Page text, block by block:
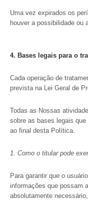
Uma vez expirados os
houver a possibilidade ou
4. Bases legais para o
Cada operação de
prevista na Lei Geral de
Todas as Nossas
sobre as bases legais
ao final desta Política.
1. Como o titular pode
Para garantir que o
informações que possam
absolutamente